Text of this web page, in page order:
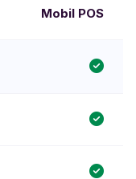
Mobil POS